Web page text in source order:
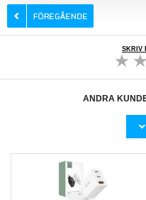
SKRIV
ANDRA
Lisen flätad USB-C till USB-C-kabel - 240W,